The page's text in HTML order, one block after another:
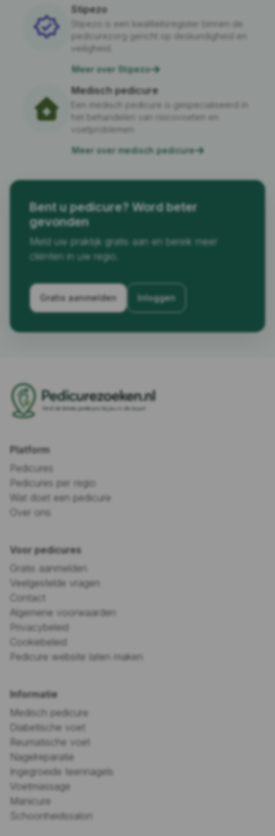
Stipezo
Stipezo is een kwaliteitsregister binnen de
pedicurezorg gericht op deskundigheid en
veiligheid.
Meer over Stipezo
Medisch pedicure
Een medisch pedicure is gespecialiseerd in
het behandelen van risicovoeten en
voetproblemen.
Meer over medisch pedicure
Bent u pedicure? Word beter
gevonden
Meld uw praktijk gratis aan en bereik meer
cliënten in uw regio.
Gratis aanmelden Inloggen
Platform
Pedicures
Pedicures per regio
Wat doet een pedicure
Over ons
Voor pedicures
Gratis aanmelden
Veelgestelde vragen
Contact
Algemene voorwaarden
Privacybeleid
Cookiebeleid
Pedicure website laten maken
Informatie
Medisch pedicure
Diabetische voet
Reumatische voet
Nagelreparatie
Ingegroeide teennagels
Voetmassage
Manicure
Schoonheidssalon